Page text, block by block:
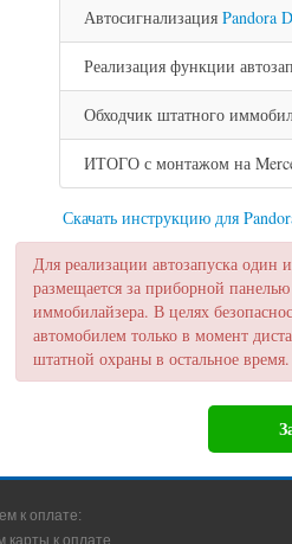
Автосигнализация Pandora
Реализация функции
Обходчик штатного
ИТОГО с монтажом на
Скачать инструкцию для
Для реализации автозапуска один
размещается за приборной
иммобилайзера. В целях
автомобилем только в момент
штатной охраны в остальное время.
к оплате: